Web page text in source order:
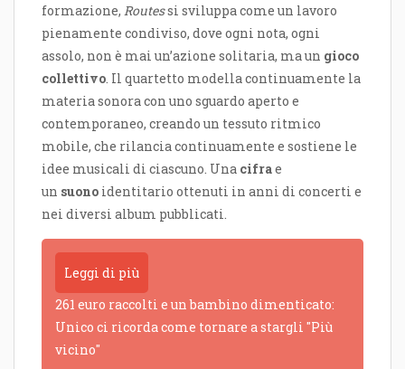
formazione, Routessi sviluppa come un lavoro
pienamente condiviso, dove ogni nota, ogni
assolo, non è mai un’azione solitaria, ma un gioco
collettivo. Il quartetto modella continuamente la
materia sonora con uno sguardo aperto e
contemporaneo, creando un tessuto ritmico
mobile, che rilancia continuamente e sostiene le
idee musicali di ciascuno. Una cifrae
un suono identitario ottenuti in anni di concerti e
nei diversi album pubblicati.
Leggi di più
261 euro raccolti e un bambino dimenticato:
Unico ci ricorda come tornare a stargli "Più
vicino"